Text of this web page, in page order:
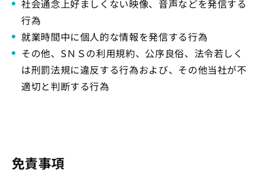
社会通念上好ましくない映像、音声などを発信する
行為
就業時間中に個人的な情報を発信する行為
その他、SＮＳの利用規約、公序良俗、法令若しく
は刑罰法規に違反する行為および、その他当社が不
適切と判断する行為
免責事項